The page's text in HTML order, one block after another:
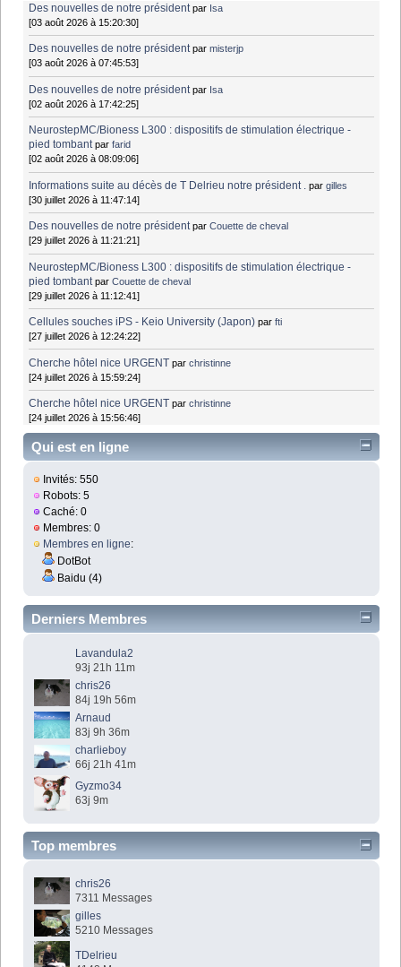
Des nouvelles de notre président par Isa
[03 août 2026 à 15:20:30]
Des nouvelles de notre président parmisterjp
[03 août 2026 à 07:45:53]
Des nouvelles de notre président par Isa
[02 août 2026 à 17:42:25]
NeurostepMC/Bioness L300 : dispositifs de stimulation électrique -
pied tombant parfarid
[02 août 2026 à 08:09:06]
Informations suite au décès de T Delrieu notre président . pargilles
[30 juillet 2026 à 11:47:14]
Des nouvelles de notre président parCouette de cheval
[29 juillet 2026 à 11:21:21]
NeurostepMC/Bioness L300 : dispositifs de stimulation électrique -
pied tombant parCouette de cheval
[29 juillet 2026 à 11:12:41]
Cellules souches iPS - Keio University (Japon) parfti
[27 juillet 2026 à 12:24:22]
Cherche hôtel nice URGENT parchristinne
[24 juillet 2026 à 15:59:24]
Cherche hôtel nice URGENT parchristinne
[24 juillet 2026 à 15:56:46]
Qui est en ligne
Invités: 550
Robots: 5
Caché: 0
Membres: 0
Membres en ligne:
DotBot
Baidu (4)
Derniers Membres
Lavandula2
93j 21h 11m
chris26
84j 19h 56m
Arnaud
83j 9h 36m
charlieboy
66j 21h 41m
Gyzmo34
63j 9m
Top membres
chris26
7311 Messages
gilles
5210 Messages
TDelrieu